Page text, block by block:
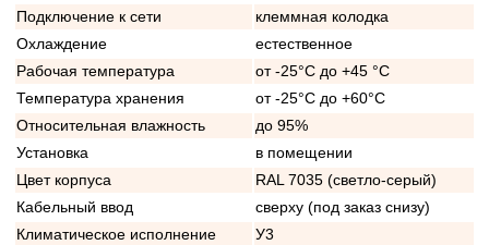
Подключение к сети
клеммная колодка
Охлаждение
естественное
Рабочая температура
от -25°C до +45 °C
Температура хранения
от -25°C до +60°C
Относительная влажность
до 95%
Установка
в помещении
Цвет корпуса
RAL 7035 (светло-серый)
Кабельный ввод
сверху (под заказ снизу)
Климатическое исполнение
У3